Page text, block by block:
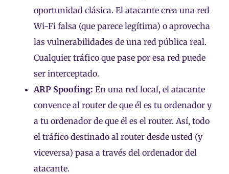
oportunidad clásica. El atacante crea una red
Wi-Fi falsa (que parece legítima) o aprovecha
las vulnerabilidades de una red pública real.
Cualquier tráfico que pase por esa red puede
ser interceptado.
ARP Spoofing: En una red local, el atacante
convence al router de que él es tu ordenador y
a tu ordenador de que él es el router. Así, todo
el tráfico destinado al router desde usted (y
viceversa) pasa a través del ordenador del
atacante.